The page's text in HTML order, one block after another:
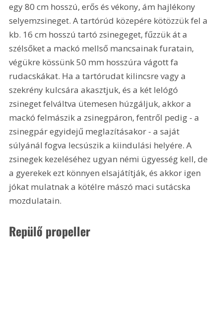
egy 80 cm hosszú, erős és vékony, ám hajlékony
selyemzsineget. A tartórúd közepére kötözzük fel a
kb. 16 cm hosszú tartó zsinegeget, fűzzük át a
szélsőket a mackó mellső mancsainak furatain,
végükre kössünk 50 mm hosszúra vágott fa
rudacskákat. Ha a tartórudat kilincsre vagy a
szekrény kulcsára akasztjuk, és a két lelógó
zsineget felváltva ütemesen húzgáljuk, akkor a
mackó felmászik a zsinegpáron, fentről pedig - a
zsinegpár egyidejű meglazításakor - a saját
súlyánál fogva lecsúszik a kiindulási helyére. A
zsinegek kezeléséhez ugyan némi ügyesség kell, de
a gyerekek ezt könnyen elsajátítják, és akkor igen
jókat mulatnak a kötélre mászó maci sutácska
mozdulatain.
Repülő propeller